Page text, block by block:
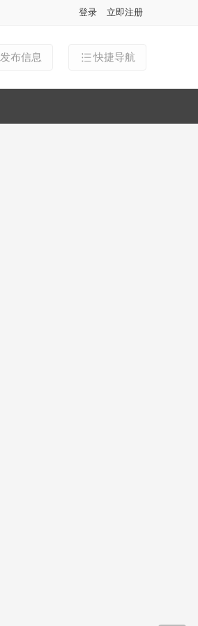
登录 立即注册
快捷导航
发布信息